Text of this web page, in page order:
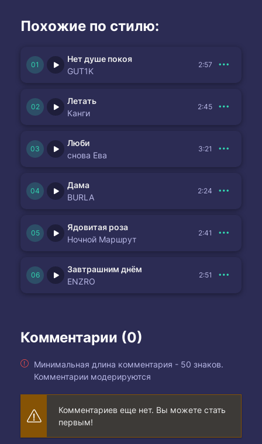
Похожие по стилю:
Нет душе покоя
GUT1K
2:57
Летать
Канги
2:45
Люби
снова Ева
3:21
Дама
BURLA
2:24
Ядовитая роза
Ночной Маршрут
2:41
Завтрашним днём
ENZRO
2:51
Комментарии (0)
Минимальная длина комментария - 50 знаков.
Комментарии модерируются
Комментариев еще нет. Вы можете стать
первым!